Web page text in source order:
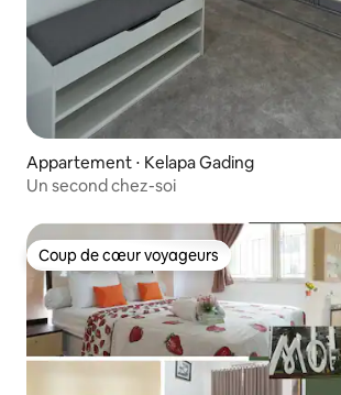
Appartement ⋅ Kelapa Gading
Un second chez-soi
Coup de cœur voyageurs
Coup de cœur voyageurs